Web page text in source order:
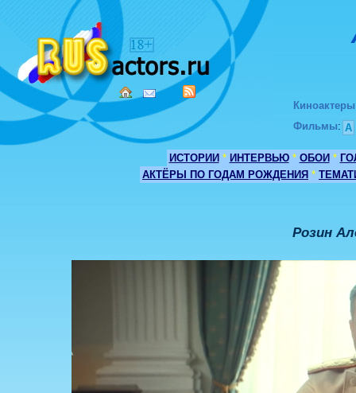
Киноактеры
Фильмы: А
ИСТОРИИ * ИНТЕРВЬЮ * ОБОИ *
АКТЁРЫ ПО ГОДАМ РОЖДЕНИЯ *
Розин